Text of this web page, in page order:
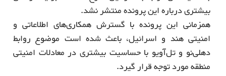
بیشتری درباره این پرونده منتشر نشد.
همزمانی این پرونده با گسترش همکاری‌های اطلاعاتی و
امنیتی هند و اسرائیل، باعث شده است موضوع روابط
دهلی‌نو و تل‌آویو با حساسیت بیشتری در معادلات امنیتی
منطقه مورد توجه قرار گیرد.